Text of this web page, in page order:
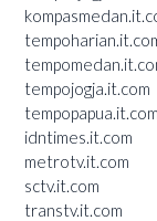
tempojogja.it.com
tempopapua.it.com
idntimes.it.com
metrotv.it.com
sctv.it.com
transtv.it.com